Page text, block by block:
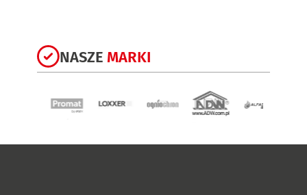
NASZE MARKI